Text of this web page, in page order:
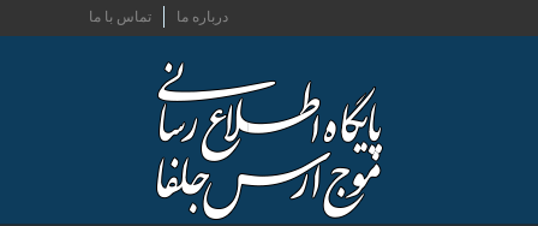
تماس با ما درباره ما